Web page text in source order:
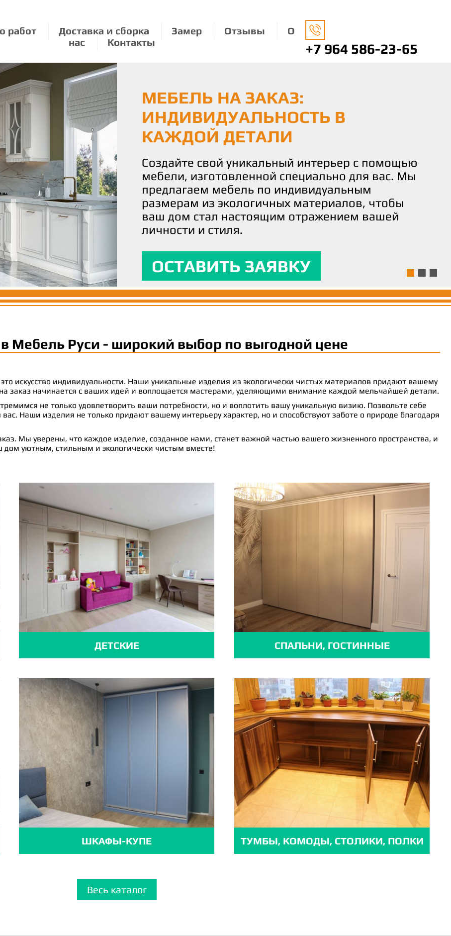
работ Доставка и сборка Замер Отзывы
О
нас
Контакты +7 964 586-23-65
МЕБЕЛЬ НА ЗАКАЗ:
ИНДИВИДУАЛЬНОСТЬ В
КАЖДОЙ ДЕТАЛИ
Создайте свой уникальный интерьер с помощью
мебели, изготовленной специально для вас. Мы
предлагаем мебель по индивидуальным
размерам из экологичных материалов, чтобы
ваш дом стал настоящим отражением вашей
личности и стиля.
ОСТАВИТЬ ЗАЯВКУ
ЭКОЛОГИЧНАЯ МЕБЕЛЬ: ЗАБОТА
О ПРИРОДЕ И ВАШЕМ КОМФОРТЕ
Мы бережно относимся к окружающей среде,
используя только экологически чистые
материалы для изготовления нашей мебели.
Наши изделия не только придают вашему дому
уют и стиль, но и помогают заботиться о нашей
планете.
ОСТАВИТЬ ЗАЯВКУ
МЕБЕЛЬ ПО ВАШЕМУ ВКУСУ И
РАЗМЕРУ: КОМФОРТ И
УДОВОЛЬСТВИЕ
С нами вы получаете не просто мебель, а
истинное удовольствие от процесса создания.
Наша команда искусных мастеров готова
воплотить ваши идеи и желания в реальность,
чтобы каждая деталь мебели соответствовала
вашим ожиданиям и предоставляла
ОСТАВИТЬ ЗАЯВКУ
Мебель Руси - широкий выбор по выгодной цене
искусство индивидуальности. Наши уникальные изделия из экологически чистых материалов придают вашему
заказ начинается с ваших идей и воплощается мастерами, уделяющими внимание каждой мельчайшей детали.
не только удовлетворить ваши потребности, но и воплотить вашу уникальную визию. Позвольте себе
Наши изделия не только придают вашему интерьеру характер, но и способствуют заботе о природе благодаря
Мы уверены, что каждое изделие, созданное нами, станет важной частью вашего жизненного пространства, и
дом уютным, стильным и экологически чистым вместе!
ДЕТСКИЕ СПАЛЬНИ, ГОСТИННЫЕ
ШКАФЫ-КУПЕ ТУМБЫ, КОМОДЫ, СТОЛИКИ, ПОЛКИ
Весь каталог